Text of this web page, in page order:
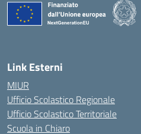
Link Esterni
MIUR
Ufficio Scolastico Regionale
Ufficio Scolastico Territoriale
Scuola in Chiaro